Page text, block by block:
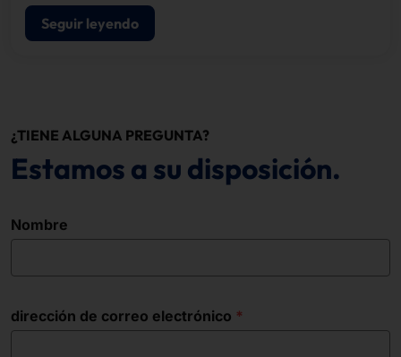
Seguir leyendo
¿TIENE ALGUNA PREGUNTA?
Estamos a su disposición.
Nombre
dirección de correo electrónico